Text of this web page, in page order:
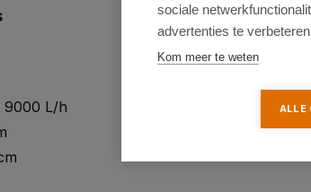
9000 L/h
sociale
advertenties te
Kom meer te weten
ALLE